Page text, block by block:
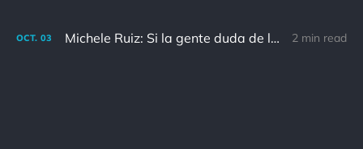
OCT. 03 Michele Ruiz: Si la gente duda de lo lejos que puedes llegar, ve tan lejos que ya no puedas oírlos 2 min read